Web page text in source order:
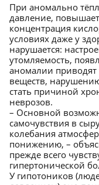
При аномально
давление,
концентрация
условиях даже у
нарушается:
утомляемость,
аномалии
веществ,
стать причиной
неврозов.
– Основной
самочувствия в
колебания
понижению, –
прежде всего
гипертонической
У гипотоников